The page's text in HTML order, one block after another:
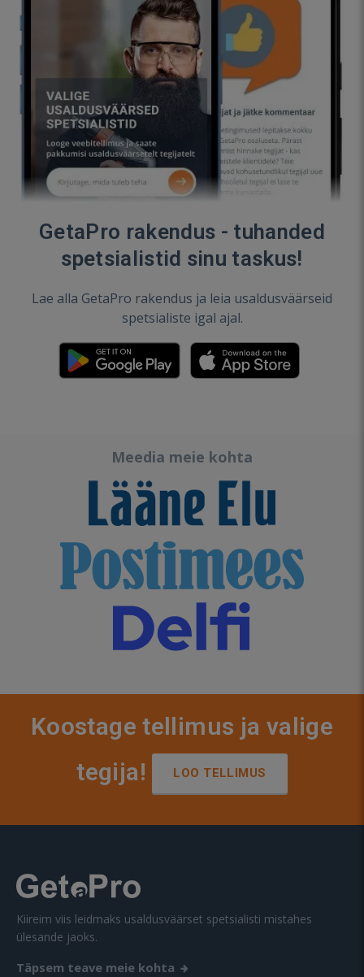
GetaPro rakendus - tuhanded
spetsialistid sinu taskus!
Lae alla GetaPro rakendus ja leia usaldusväärseid
spetsialiste igal ajal.
Meedia meie kohta
Koostage tellimus ja valige
tegija!
LOO TELLIMUS
Kiireim viis leidmaks usaldusväärset spetsialisti mistahes
ülesande jaoks.
Täpsem teave meie kohta